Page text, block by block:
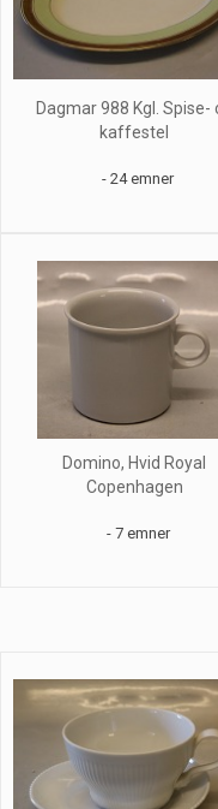
Dagmar 988 Kgl. Spise-
kaffestel
- 24 emner
Domino, Hvid Royal
Copenhagen
- 7 emner